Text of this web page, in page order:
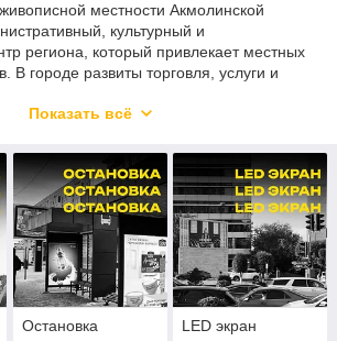
местности Акмолинской
культурный и
региона, который привлекает местных
В городе развиты торговля, услуги и
Реклама в Кокшетау будет
районы, торговые центры и
объекты.
Показать всё
Остановка LED экран